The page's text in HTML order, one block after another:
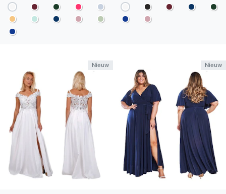
Nieuw Nieuw